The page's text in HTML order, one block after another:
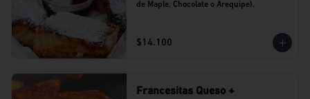
de Maple, Chocolate o Arequipe).
$14.100
Francesitas Queso +